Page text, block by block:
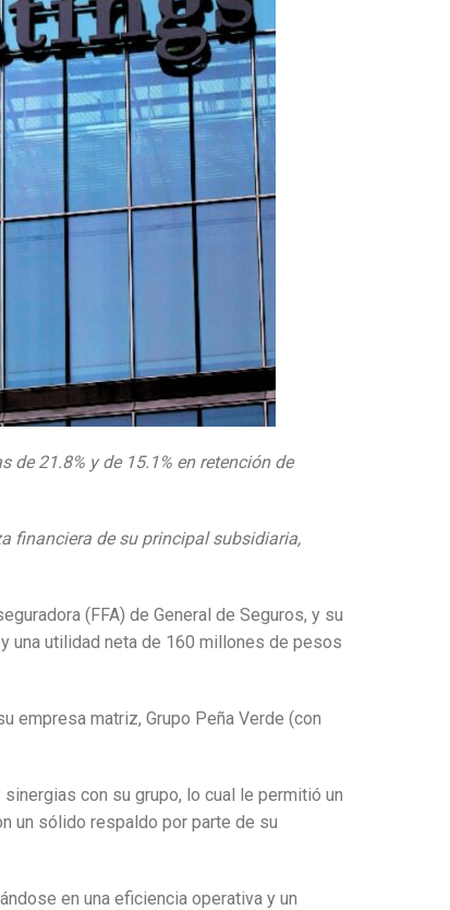
21.8% y de 15.1% en retención de
financiera de su principal subsidiaria,
(FFA) de General de Seguros, y su
una utilidad neta de 160 millones de pesos
empresa matriz, Grupo Peña Verde (con
con su grupo, lo cual le permitió un
un sólido respaldo por parte de su
en una eficiencia operativa y un